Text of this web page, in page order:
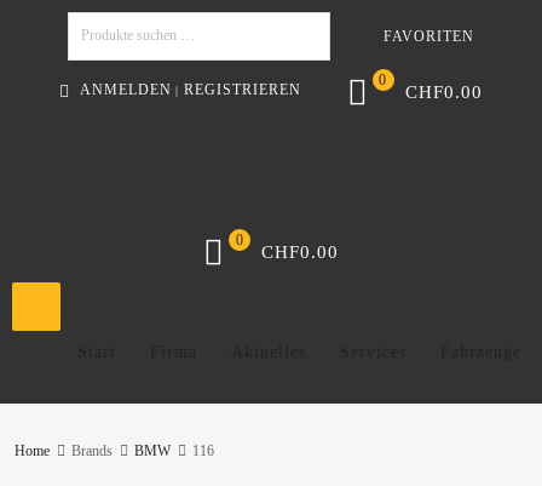
FAVORITEN
ANMELDEN | REGISTRIEREN CHF0.00
0
CHF0.00
0
Home Brands BMW 116